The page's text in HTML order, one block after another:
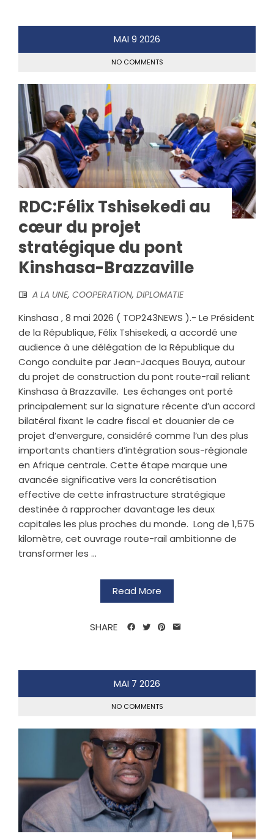
MAI9 2026
NO COMMENTS
RDC:Félix Tshisekedi au
cœur du projet
stratégique du pont
Kinshasa-Brazzaville
A LA UNE, COOPERATION, DIPLOMATIE
Kinshasa , 8 mai 2026 ( TOP243NEWS ).- ‎Le Président
de la République, Félix Tshisekedi, a accordé une
audience à une délégation de la République du
Congo conduite par Jean-Jacques Bouya, autour
du projet de construction du pont route-rail reliant
Kinshasa à Brazzaville. ‎ ‎Les échanges ont porté
principalement sur la signature récente d’un accord
bilatéral fixant le cadre fiscal et douanier de ce
projet d’envergure, considéré comme l’un des plus
importants chantiers d’intégration sous-régionale
en Afrique centrale. Cette étape marque une
avancée significative vers la concrétisation
effective de cette infrastructure stratégique
destinée à rapprocher davantage les deux
capitales les plus proches du monde. ‎ ‎Long de 1,575
kilomètre, cet ouvrage route-rail ambitionne de
transformer les ...
Read More
SHARE
MAI 7 2026
NO COMMENTS